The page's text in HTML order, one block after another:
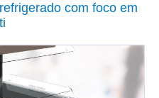
com foco em